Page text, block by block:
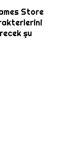
Store
şu